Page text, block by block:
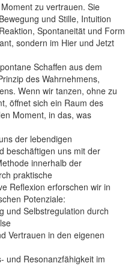
zu vertrauen. Sie
und Stille, Intuition
Spontaneität und Form
sondern im Hier und Jetzt
Schaffen aus dem
des Wahrnehmens,
Wenn wir tanzen, ohne zu
öffnet sich ein Raum des
Moment, in das, was
der lebendigen
beschäftigen uns mit der
innerhalb der
praktische
Reflexion erforschen wir in
Potenziale:
Selbstregulation durch
Vertrauen in den eigenen
Resonanzfähigkeit im